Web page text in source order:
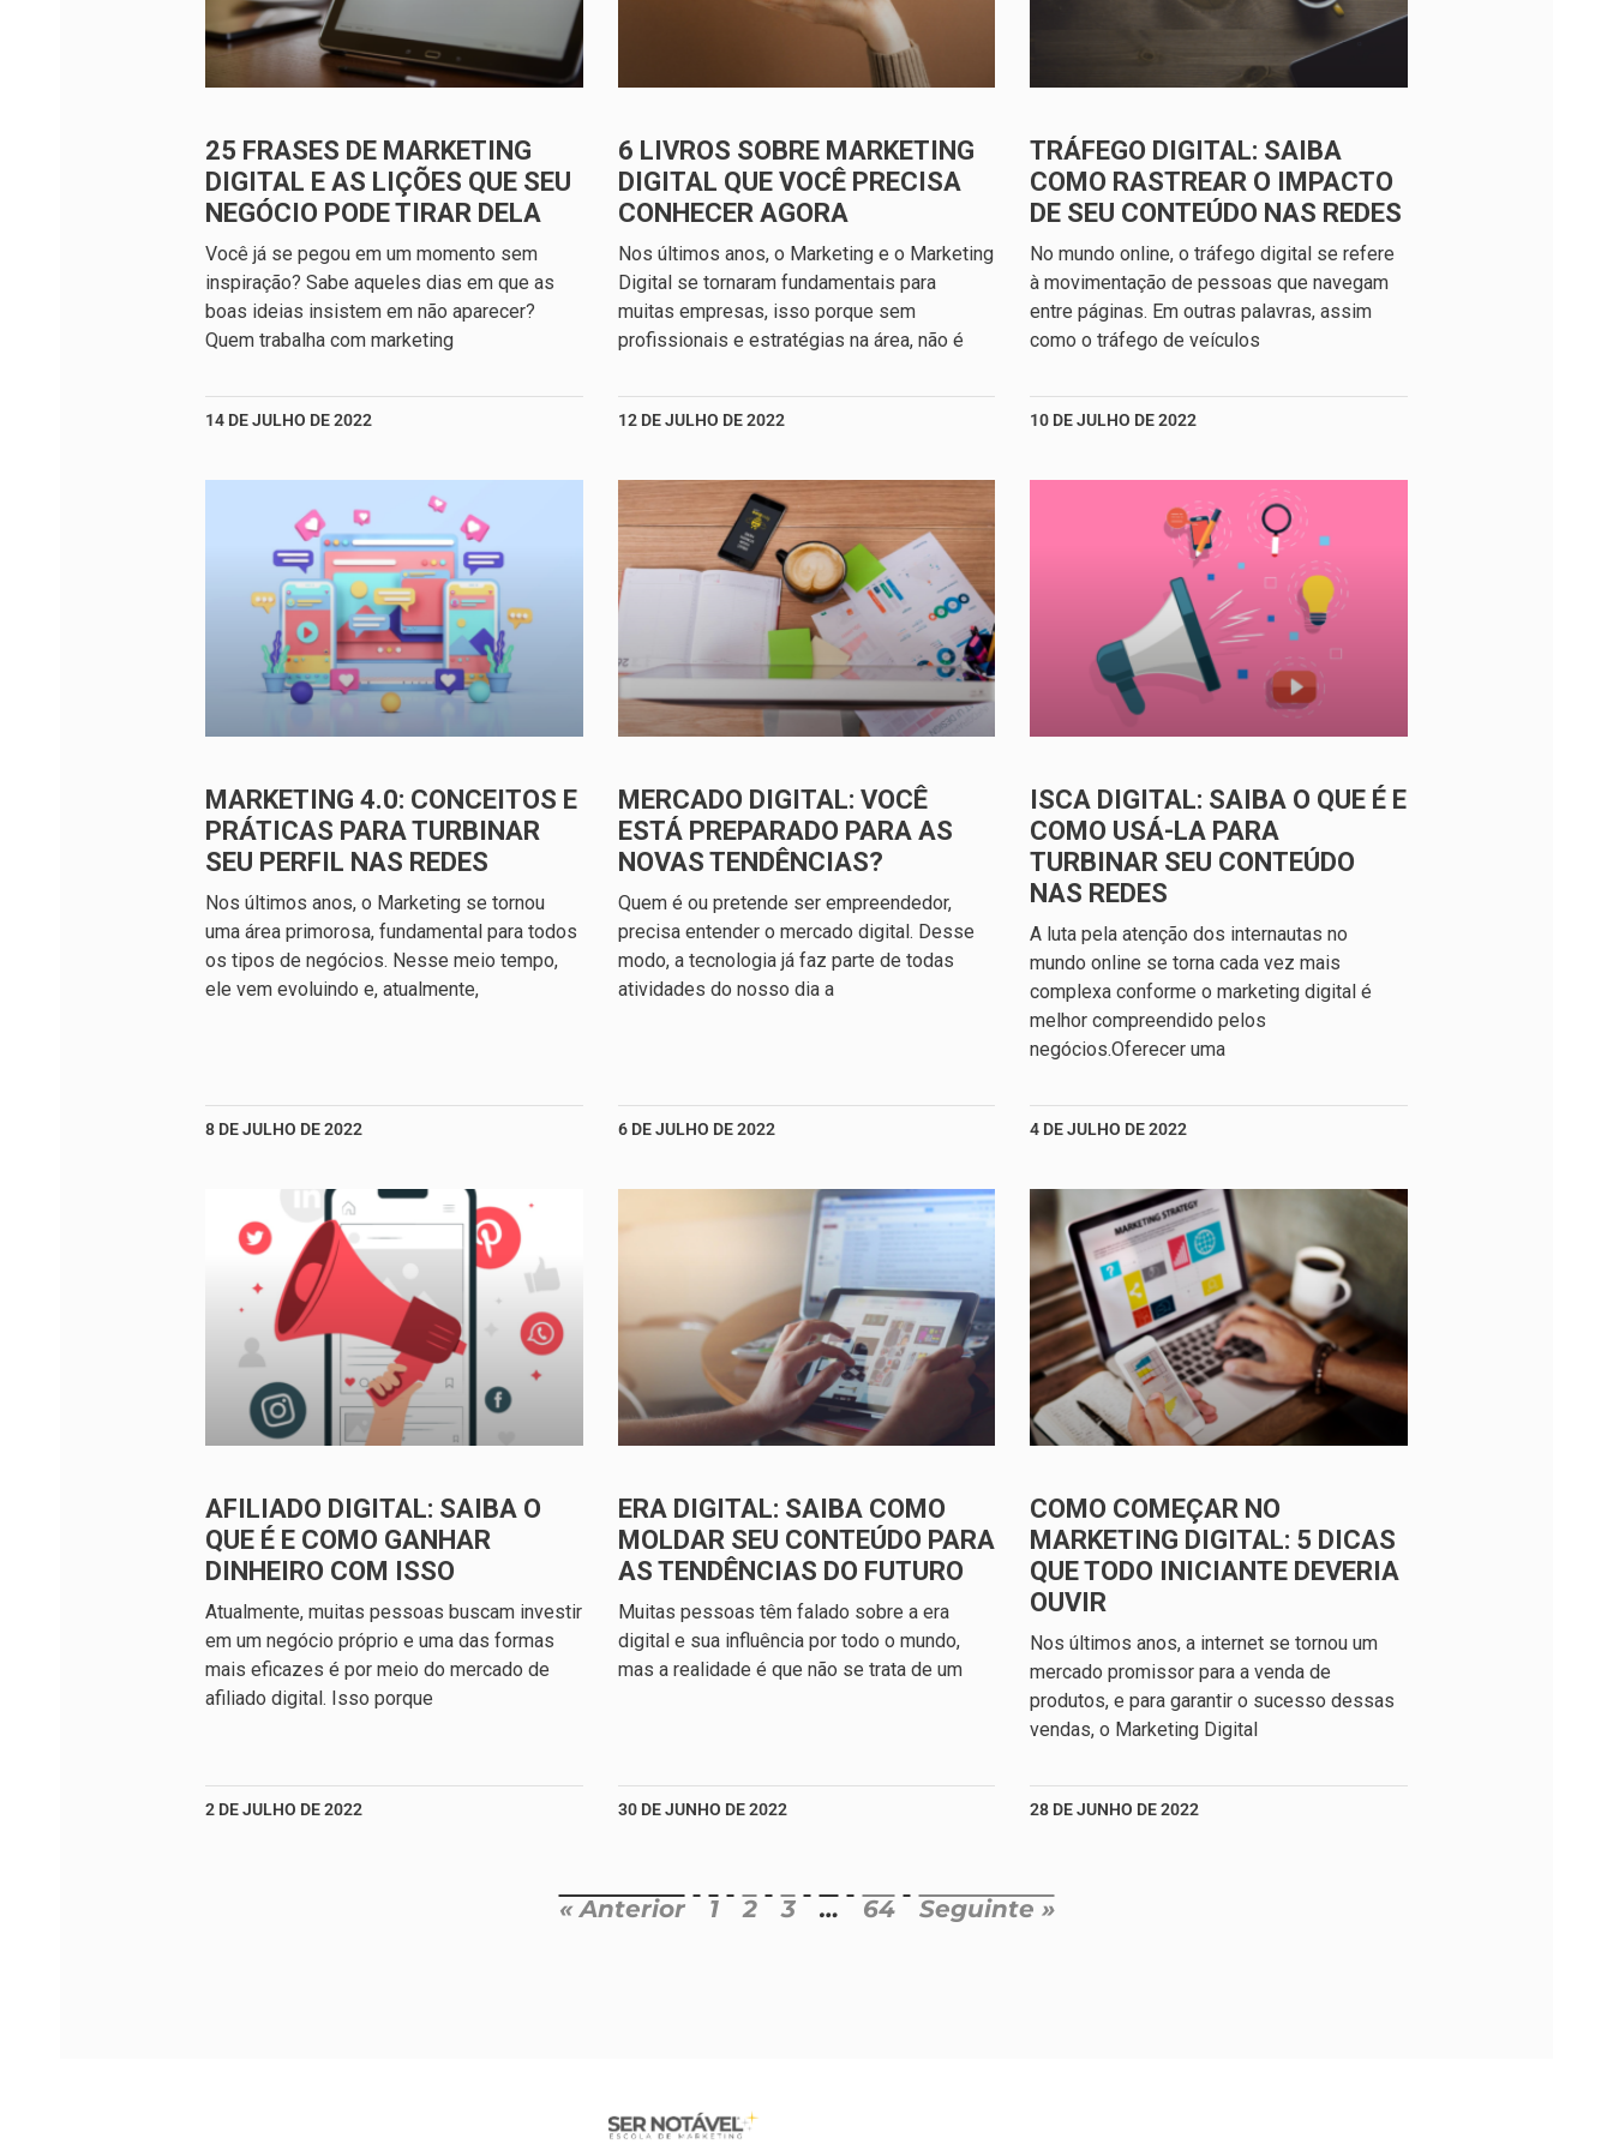
25 FRASES DE MARKETING
DIGITAL E AS LIÇÕES QUE SEU
NEGÓCIO PODE TIRAR DELA
Você já se pegou em um momento sem
inspiração? Sabe aqueles dias em que as
boas ideias insistem em não aparecer?
Quem trabalha com marketing
14 DE JULHO DE 2022
6 LIVROS SOBRE MARKETING
DIGITAL QUE VOCÊ PRECISA
CONHECER AGORA
Nos últimos anos, o Marketing e o Marketing
Digital se tornaram fundamentais para
muitas empresas, isso porque sem
profissionais e estratégias na área, não é
12 DE JULHO DE 2022
TRÁFEGO DIGITAL: SAIBA
COMO RASTREAR O IMPACTO
DE SEU CONTEÚDO NAS REDES
No mundo online, o tráfego digital se refere
à movimentação de pessoas que navegam
entre páginas. Em outras palavras, assim
como o tráfego de veículos
10 DE JULHO DE 2022
MARKETING 4.0: CONCEITOS E
PRÁTICAS PARA TURBINAR
SEU PERFIL NAS REDES
Nos últimos anos, o Marketing se tornou
uma área primorosa, fundamental para todos
os tipos de negócios. Nesse meio tempo,
ele vem evoluindo e, atualmente,
8 DE JULHO DE 2022
MERCADO DIGITAL: VOCÊ
ESTÁ PREPARADO PARA AS
NOVAS TENDÊNCIAS?
Quem é ou pretende ser empreendedor,
precisa entender o mercado digital. Desse
modo, a tecnologia já faz parte de todas
atividades do nosso dia a
6 DE JULHO DE 2022
ISCA DIGITAL: SAIBA O QUE É E
COMO USÁ-LA PARA
TURBINAR SEU CONTEÚDO
NAS REDES
A luta pela atenção dos internautas no
mundo online se torna cada vez mais
complexa conforme o marketing digital é
melhor compreendido pelos
negócios.Oferecer uma
4 DE JULHO DE 2022
AFILIADO DIGITAL: SAIBA O
QUE É E COMO GANHAR
DINHEIRO COM ISSO
Atualmente, muitas pessoas buscam investir
em um negócio próprio e uma das formas
mais eficazes é por meio do mercado de
afiliado digital. Isso porque
2 DE JULHO DE 2022
ERA DIGITAL: SAIBA COMO
MOLDAR SEU CONTEÚDO PARA
AS TENDÊNCIAS DO FUTURO
Muitas pessoas têm falado sobre a era
digital e sua influência por todo o mundo,
mas a realidade é que não se trata de um
30 DE JUNHO DE 2022
COMO COMEÇAR NO
MARKETING DIGITAL: 5 DICAS
QUE TODO INICIANTE DEVERIA
OUVIR
Nos últimos anos, a internet se tornou um
mercado promissor para a venda de
produtos, e para garantir o sucesso dessas
vendas, o Marketing Digital
28 DE JUNHO DE 2022
« Anterior 1 2 3 … 64 Seguinte »